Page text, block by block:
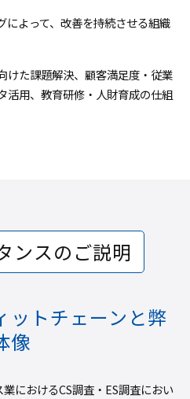
によって、改善を持続させる組織
けた課題解決、顧客満足度・従業
活用、教育研修・人財育成の仕組
ンスのご説明
ットチェーンと弊
像
におけるCS調査・ES調査におい